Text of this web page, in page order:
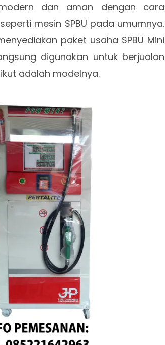
dan aman dengan cara
mesin SPBU pada umumnya.
paket usaha SPBU Mini
digunakan untuk berjualan
adalah modelnya.